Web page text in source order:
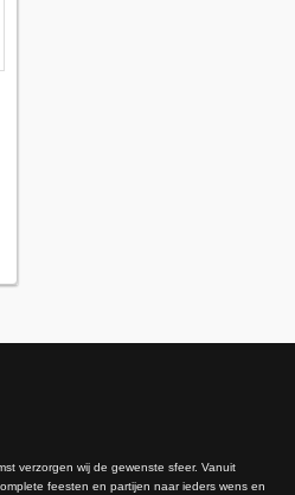
verzorgen wij de gewenste sfeer. Vanuit
feesten en partijen naar ieders wens en